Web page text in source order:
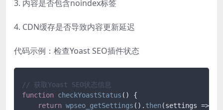
3. 内容是否包含noindex标签
4. CDN缓存是否导致内容更新延迟
代码示例：检查Yoast SEO插件状态
// 获取Yoast SEO状态信息
function checkYoastStatus ( ) {
return wpseo_getSettings (). then(settings => {